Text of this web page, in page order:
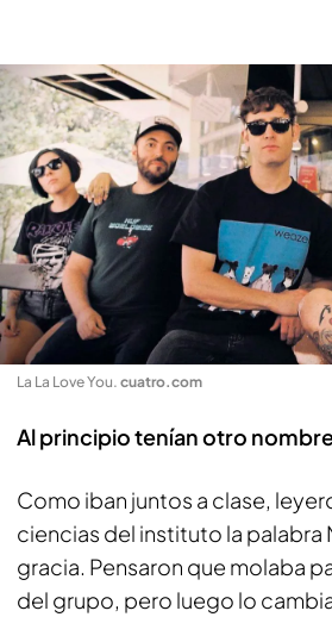
La La Love You. cuatro.com
Al principio tenían otro
Como iban juntos a clase,
ciencias del instituto la palabra
gracia. Pensaron que molaba
del grupo, pero luego lo